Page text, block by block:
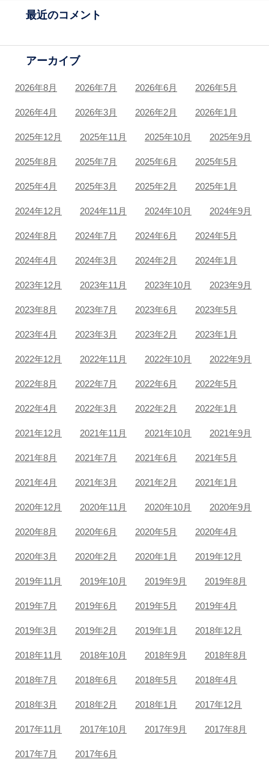
最近のコメント
アーカイブ
2026年8月 2026年7月 2026年6月 2026年5月
2026年4月 2026年3月 2026年2月 2026年1月
2025年12月 2025年11月 2025年10月 2025年9月
2025年8月 2025年7月 2025年6月 2025年5月
2025年4月 2025年3月 2025年2月 2025年1月
2024年12月 2024年11月 2024年10月 2024年9月
2024年8月 2024年7月 2024年6月 2024年5月
2024年4月 2024年3月 2024年2月 2024年1月
2023年12月 2023年11月 2023年10月 2023年9月
2023年8月 2023年7月 2023年6月 2023年5月
2023年4月 2023年3月 2023年2月 2023年1月
2022年12月 2022年11月 2022年10月 2022年9月
2022年8月 2022年7月 2022年6月 2022年5月
2022年4月 2022年3月 2022年2月 2022年1月
2021年12月 2021年11月 2021年10月 2021年9月
2021年8月 2021年7月 2021年6月 2021年5月
2021年4月 2021年3月 2021年2月 2021年1月
2020年12月 2020年11月 2020年10月 2020年9月
2020年8月 2020年6月 2020年5月 2020年4月
2020年3月 2020年2月 2020年1月 2019年12月
2019年11月 2019年10月 2019年9月 2019年8月
2019年7月 2019年6月 2019年5月 2019年4月
2019年3月 2019年2月 2019年1月 2018年12月
2018年11月 2018年10月 2018年9月 2018年8月
2018年7月 2018年6月 2018年5月 2018年4月
2018年3月 2018年2月 2018年1月 2017年12月
2017年11月 2017年10月 2017年9月 2017年8月
2017年7月 2017年6月